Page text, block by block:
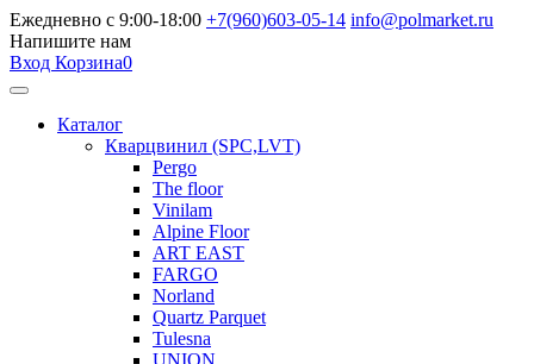
Ежедневно с 9:00-18:00 +7(960)603-05-14 info@polmarket.ru
Напишите нам
Вход Корзина0
Каталог
Кварцвинил (SPC,LVT)
Pergo
The floor
Vinilam
Alpine Floor
ART EAST
FARGO
Norland
Quartz Parquet
Tulesna
UNION